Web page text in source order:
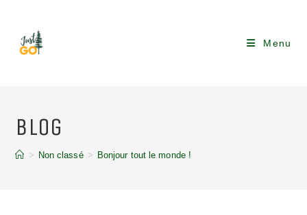
content
Menu
Blog
> Non classé > Bonjour tout le monde !